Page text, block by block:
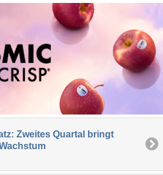
Zweites Quartal bringt